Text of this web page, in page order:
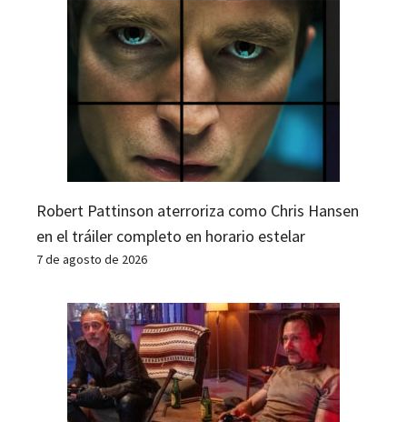
Robert Pattinson aterroriza como Chris Hansen
en el tráiler completo en horario estelar
7 de agosto de 2026